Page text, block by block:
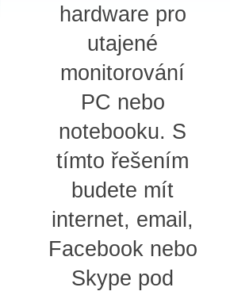
hardware pro
utajené
monitorování
PC nebo
notebooku. S
tímto řešením
budete mít
internet, email,
Facebook nebo
Skype pod